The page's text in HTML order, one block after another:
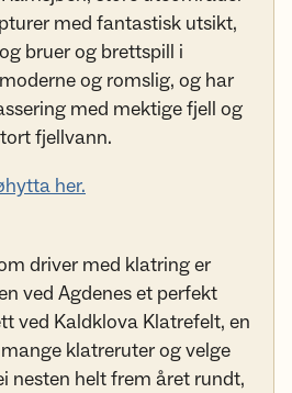
med fantastisk utsikt,
bruer og brettspill i
og romslig, og har
med mektige fjell og
fjellvann.
her.
driver med klatring er
ved Agdenes et perfekt
ved Kaldklova Klatrefelt, en
klatreruter og velge
nesten helt frem året rundt,